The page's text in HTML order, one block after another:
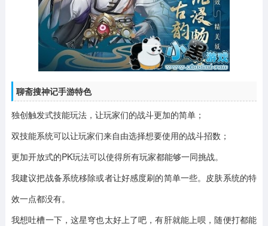
聊斋搜神记手游特色
独创触发式技能玩法，让玩家们的战斗更加的简单；
双技能系统可以让玩家们来自由选择想要使用的战斗招数；
更加开放式的PK玩法可以使得所有玩家都能够一同挑战。
我建议把战备系统移除或者让好感度刷的简单一些。皮肤系统的特
效一点都没有。
我想吐槽一下，这星穹也太好上了吧，有肝就能上呗，随便打都能